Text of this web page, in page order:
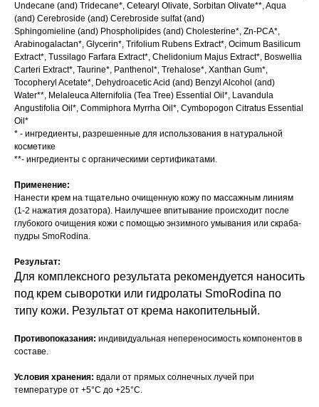
Undecane (and) Tridecane*, Cetearyl Olivate, Sorbitan Olivate**, Aqua
(and) Cerebroside (and) Cerebroside sulfat (and)
Sphingomieline (and) Phospholipides (and) Cholesterine*, Zn-PCA*,
Arabinogalactan*, Glycerin*, Trifolium Rubens Extract*, Ocimum Basilicum
Extract*, Tussilago Farfara Extract*, Chelidonium Majus Extract*, Boswellia
Carteri Extract*, Taurine*, Panthenol*, Trehalose*, Xanthan Gum*,
Tocopheryl Acetate*, Dehydroacetic Acid (and) Benzyl Alcohol (and)
Water**, Melaleuca Alternifolia (Tea Tree) Essential Oil*, Lavandula
Angustifolia Oil*, Commiphora Myrrha Oil*, Cymbopogon Citratus Essential
Oil*
* - ингредиенты, разрешенные для использования в натуральной
косметике
**- ингредиенты с органическими сертификатами.
Применение:
Нанести крем на тщательно очищенную кожу по массажным линиям
(1-2 нажатия дозатора). Наилучшее впитывание происходит после
глубокого очищения кожи с помощью энзимного умывания или скраба-
пудры SmoRodina.
Результат:
Для комплексного результата рекомендуется наносить
под крем сыворотки или гидролаты SmoRodina по
типу кожи. Результат от крема накопительный.
Противопоказания: индивидуальная непереносимость компонентов в
составе.
Условия хранения: вдали от прямых солнечных лучей при
температуре от +5°С до +25°С.